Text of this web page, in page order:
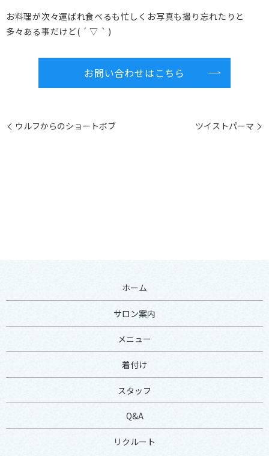
お料理が次々運ばれ食べるも忙しくお写真も撮り忘れたりと
多々ある事だけど( ´ ▽ ` )
お問い合わせはこちら
ウルフからのショートボブ ツイストパーマ
ホーム
サロン案内
メニュー
着付け
スタッフ
Q&A
リクルート